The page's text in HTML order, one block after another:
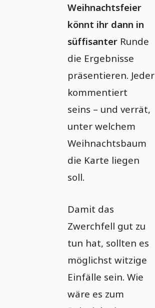
Weihnachtsfeier
könnt ihr dann in
süffisanter Runde
die Ergebnisse
präsentieren. Jeder
kommentiert
seins – und verrät,
unter welchem
Weihnachtsbaum
die Karte liegen
soll.
Damit das
Zwerchfell gut zu
tun hat, sollten es
möglichst witzige
Einfälle sein. Wie
wäre es zum